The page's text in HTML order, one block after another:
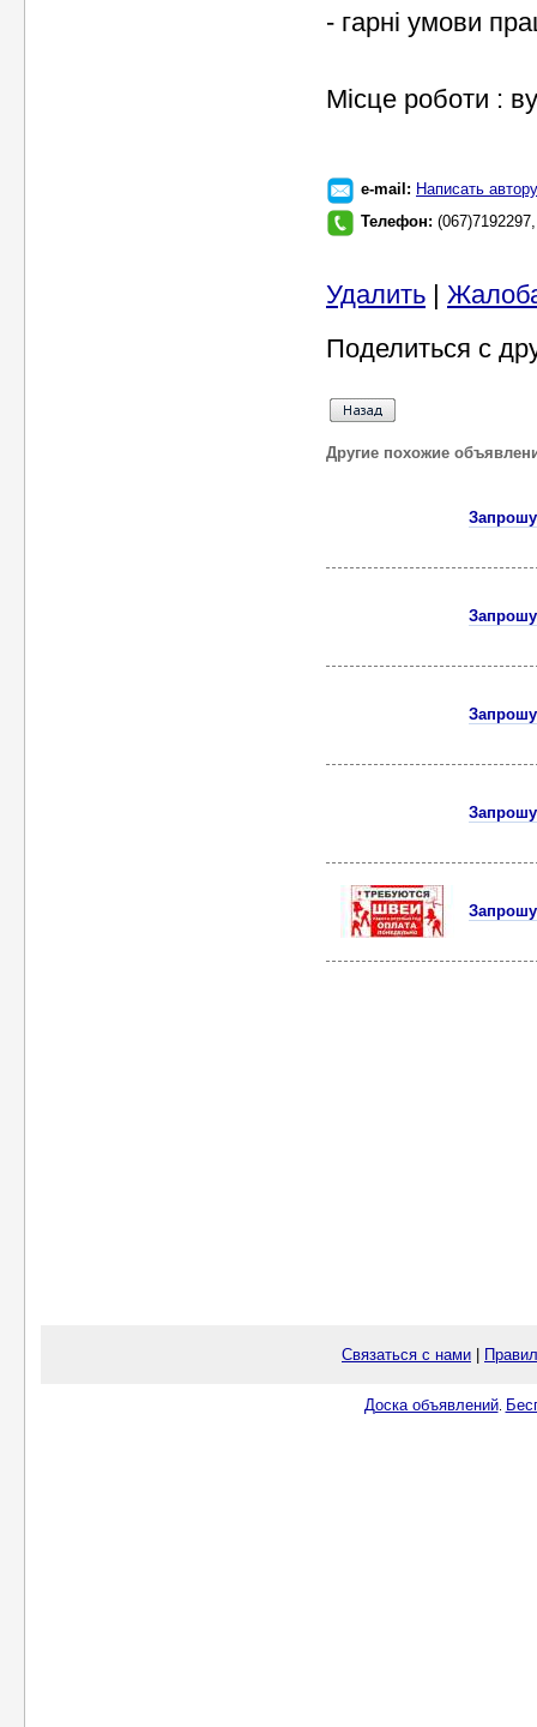
- гарні умови
Місце роботи :
e-mail: Написать автору
Телефон:
Удалить |
Поделиться с
Другие похожие
Связаться с нами
Доска объявлений.